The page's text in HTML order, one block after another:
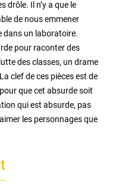
drôle. Il n’y a que le
de nous emmener
dans un laboratoire.
pour raconter des
des classes, un drame
clef de ces pièces est de
que cet absurde soit
qui est absurde, pas
les personnages que